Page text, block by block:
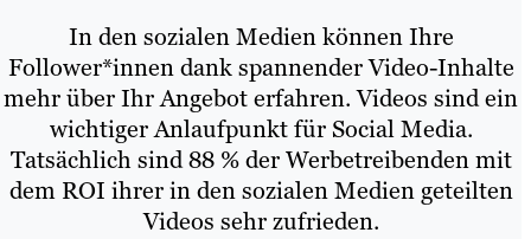
In den sozialen Medien können Ihre
Follower*innen dank spannender Video-Inhalte
mehr über Ihr Angebot erfahren. Videos sind ein
wichtiger Anlaufpunkt für Social Media.
Tatsächlich sind 88 % der Werbetreibenden mit
dem ROI ihrer in den sozialen Medien geteilten
Videos sehr zufrieden.